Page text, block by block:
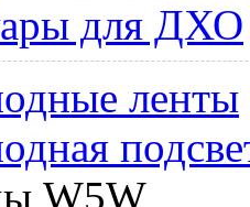
для ДХО
ленты
W5W